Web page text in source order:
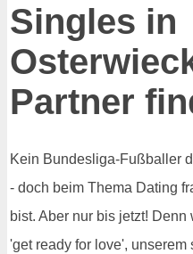
Singles in
Partner
Kein Bundesliga-Fußballer
- doch beim Thema Dating
bist. Aber nur bis jetzt!
'get ready for love',